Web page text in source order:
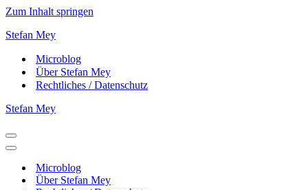
Zum Inhalt springen
Stefan Mey
Microblog
Über Stefan Mey
Rechtliches / Datenschutz
Stefan Mey
Navigationsmenü
Navigationsmenü
Microblog
Über Stefan Mey